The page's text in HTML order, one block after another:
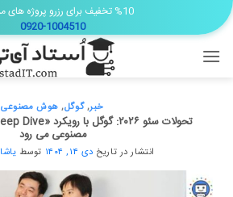
Skip
to
content
%10 تخفیف برای رزرو پروژه های مرداد ماه
0920-1004510
خبر,گوگل, هوش مصنوعی
مصنوعی می رود
انتشار در تاریخ دی ۱۴, ۱۴۰۴ توسط